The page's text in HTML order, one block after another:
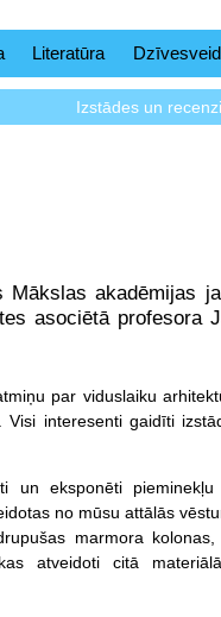
Literatūra
Izstādes un
akadēmijas
asociētā profesora
par viduslaiku
interesenti gaidīti
un eksponēti pieminekļu
no mūsu attālās
marmora
atveidoti citā